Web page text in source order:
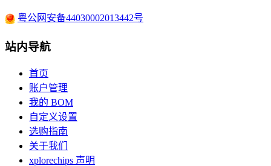
粤公网安备44030002013442号
站内导航
首页
账户管理
我的 BOM
自定义设置
选购指南
关于我们
xplorechips 声明